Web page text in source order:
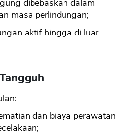
dibebaskan dalam
masa perlindungan;
aktif hingga di luar
dan biaya perawatan